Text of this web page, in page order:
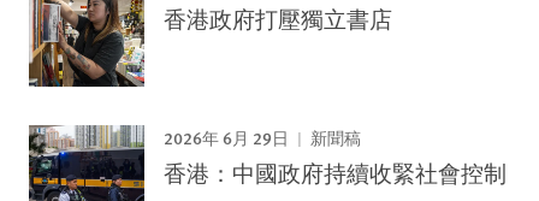
香港政府打壓獨立書店
2026年 6月 29日 新聞稿
香港：中國政府持續收緊社會控制